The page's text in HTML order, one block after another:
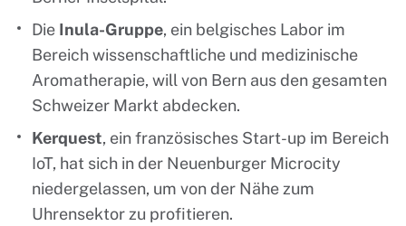
Die Inula-Gruppe, ein belgisches Labor im
Bereich wissenschaftliche und medizinische
Aromatherapie, will von Bern aus den gesamten
Schweizer Markt abdecken.
Kerquest, ein französisches Start-up im Bereich
IoT, hat sich in der Neuenburger Microcity
niedergelassen, um von der Nähe zum
Uhrensektor zu profitieren.